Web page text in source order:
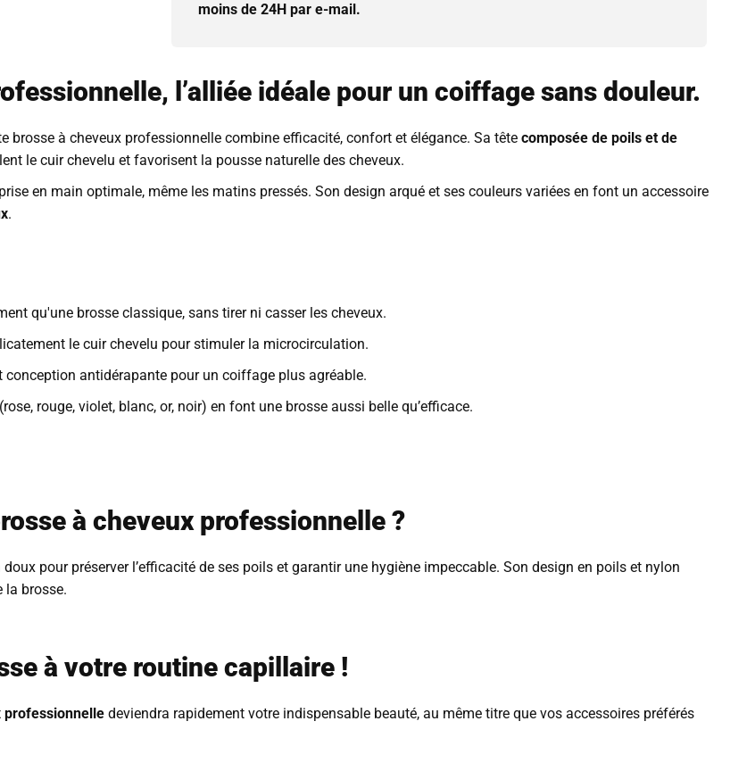
moins de 24H par e-mail.
l’alliée idéale pour un coiffage sans douleur.
brosse à cheveux professionnelle combine efficacité, confort et élégance. Sa tête composée de poils et de
le cuir chevelu et favorisent la pousse naturelle des cheveux.
en main optimale, même les matins pressés. Son design arqué et ses couleurs variées en font un accessoire
.
qu'une brosse classique, sans tirer ni casser les cheveux.
le cuir chevelu pour stimuler la microcirculation.
conception antidérapante pour un coiffage plus agréable.
rouge, violet, blanc, or, noir) en font une brosse aussi belle qu’efficace.
à cheveux professionnelle ?
pour préserver l’efficacité de ses poils et garantir une hygiène impeccable. Son design en poils et nylon
la brosse.
à votre routine capillaire !
professionnelle deviendra rapidement votre indispensable beauté, au même titre que vos accessoires préférés